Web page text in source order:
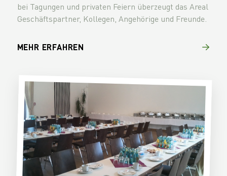
bei Tagungen und privaten Feiern überzeugt das Areal
Geschäftspartner, Kollegen, Angehörige und Freunde.
MEHR ERFAHREN